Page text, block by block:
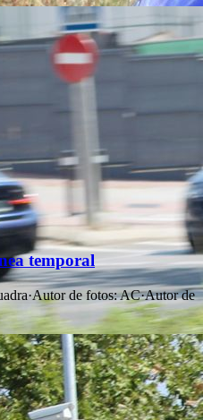
temporal
·Autor de fotos:AC·Autor de